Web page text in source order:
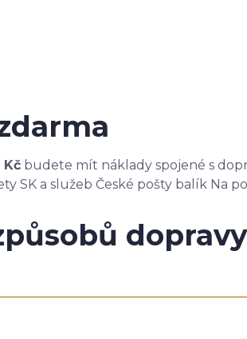
Kč budete mít náklady spojené s
SK a služeb České pošty balík Na
dopravy